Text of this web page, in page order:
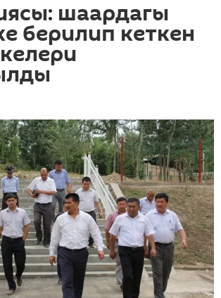
шаардагы
берилип кеткен